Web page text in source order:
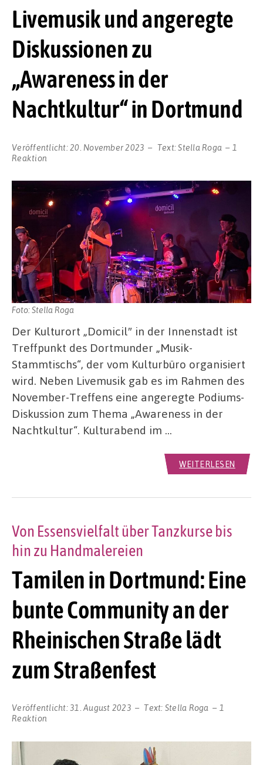
Livemusik und angeregte
Diskussionen zu
„Awareness in der
Nachtkultur“ in Dortmund
Veröffentlicht:20. November 2023 Text:Stella Roga
1
Reaktion
Foto: Stella Roga
Der Kulturort „Domicil″ in der Innenstadt ist
Treffpunkt des Dortmunder „Musik-
Stammtischs“, der vom Kulturbüro organisiert
wird. Neben Livemusik gab es im Rahmen des
November-Treffens eine angeregte Podiums-
Diskussion zum Thema „Awareness in der
Nachtkultur“. Kulturabend im …
WEITERLESEN
Tamilen in Dortmund: Eine
bunte Community an der
Rheinischen Straße lädt
zum Straßenfest
Von Essensvielfalt über Tanzkurse bis
hin zu Handmalereien
Veröffentlicht:31. August 2023 Text: Stella Roga
1
Reaktion